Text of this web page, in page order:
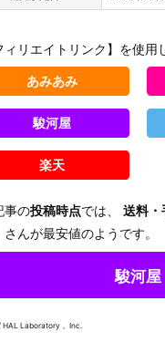
ィリエイトリンク】を使用
あみあみ
駿河屋
楽天
事の投稿時点では、送料・
さんが最安値のようです。
駿河屋
Laboratory， Inc.